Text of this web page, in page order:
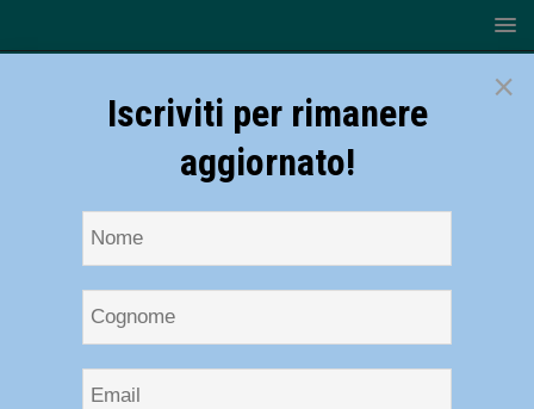
×
Iscriviti per rimanere
aggiornato!